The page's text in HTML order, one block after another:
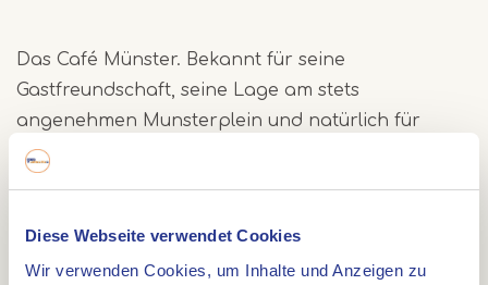
Diese Webseite verwendet Cookies
Wir verwenden Cookies, um Inhalte und Anzeigen zu
Das Café Münster. Bekannt für seine
Gastfreundschaft, seine Lage am stets
angenehmen Munsterplein und natürlich für
seine köstlichen Speisen und Getränke.
beliebtesten Treffpunkte in Roermond. Zu allen
Tageszeiten ist es angenehm geschäftig, sowohl